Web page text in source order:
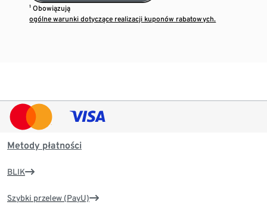
¹ Obowiązują
ogólne warunki dotyczące realizacji kuponów rabatowych.
Metody płatności
BLIK
Szybki przelew (PayU)